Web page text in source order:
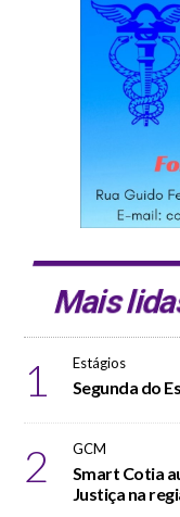
Mais
1 Estágios
Segunda do
2 GCM
Smart Cotia
Justiça na